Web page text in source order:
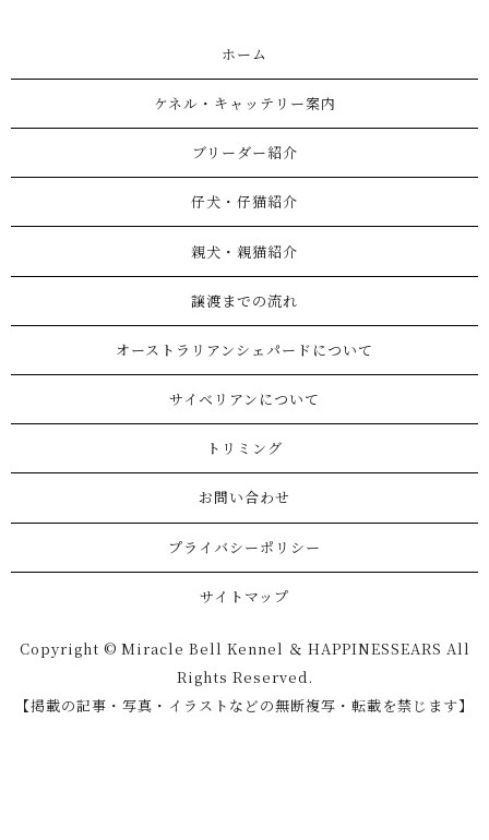
ホーム
ケネル・キャッテリー案内
ブリーダー紹介
仔犬・仔猫紹介
親犬・親猫紹介
譲渡までの流れ
オーストラリアンシェパードについて
サイベリアンについて
トリミング
お問い合わせ
プライバシーポリシー
サイトマップ
Copyright © Miracle Bell Kennel ＆ HAPPINESSEARS All
Rights Reserved.
【掲載の記事・写真・イラストなどの無断複写・転載を禁じます】